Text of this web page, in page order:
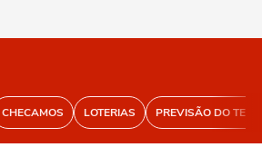
CHECAMOS LOTERIAS PREVISÃO DO